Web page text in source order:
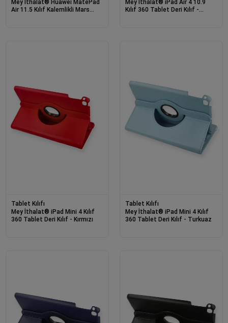
Mey İthalat® Huawei MatePad
Air 11.5 Kılıf Kalemlikli Mars
Mey İthalat® iPad Air 4 10.9
Kılıf 360 Tablet Deri Kılıf -
Tablet Kılıfı
Mey İthalat® iPad Mini 4 Kılıf
360 Tablet Deri Kılıf - Kırmızı
Tablet Kılıfı
Mey İthalat® iPad Mini 4 Kılıf
360 Tablet Deri Kılıf - Turkuaz